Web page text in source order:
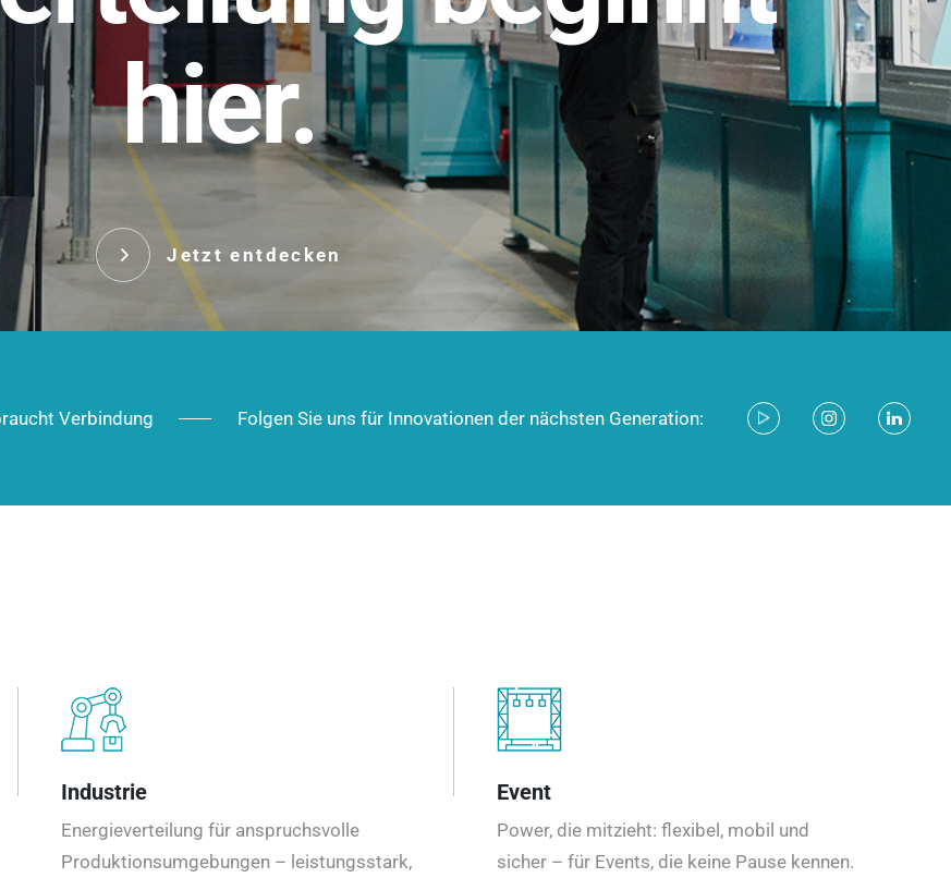
hier.
Jetzt entdecken
im Alltag,
Das innovative Stecksystem für industrielle Anwendungen –
robust, IP-geschützt und zukunftsfähig.
Jetzt entdecken
Verbindung Folgen Sie uns für Innovationen der nächsten Generation:
Industrie
Energieverteilung für anspruchsvolle
Produktionsumgebungen – leistungsstark,
Event
Power, die mitzieht: flexibel, mobil und
sicher – für Events, die keine Pause kennen.